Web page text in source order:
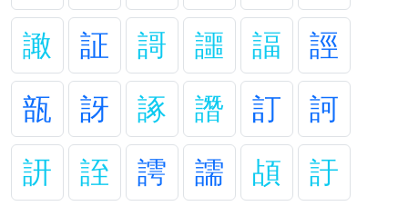
譀
証 謌 讍 諨
誙
瓿
訝 諑 譖 訂
訶
訮
誈 謣 譳 頕
訏